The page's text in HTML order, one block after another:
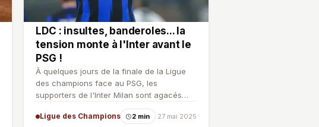
LDC : insultes, banderoles... la
tension monte à l'Inter avant le
PSG !
À quelques jours de la finale de la Ligue
des champions face au PSG, les
supporters de l'Inter Milan sont agacés
Ligue des Champions 2 min 27 mai 2025